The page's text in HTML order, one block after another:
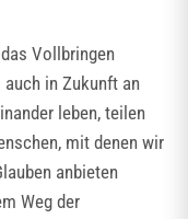
Vollbringen
in Zukunft an
leben, teilen
mit denen wir
anbieten
Weg der